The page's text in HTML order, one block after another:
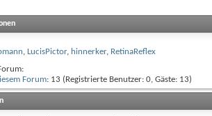
, LucisPictor, hinnerker, RetinaReflex
Forum: 13 (Registrierte Benutzer: 0, Gäste: 13)